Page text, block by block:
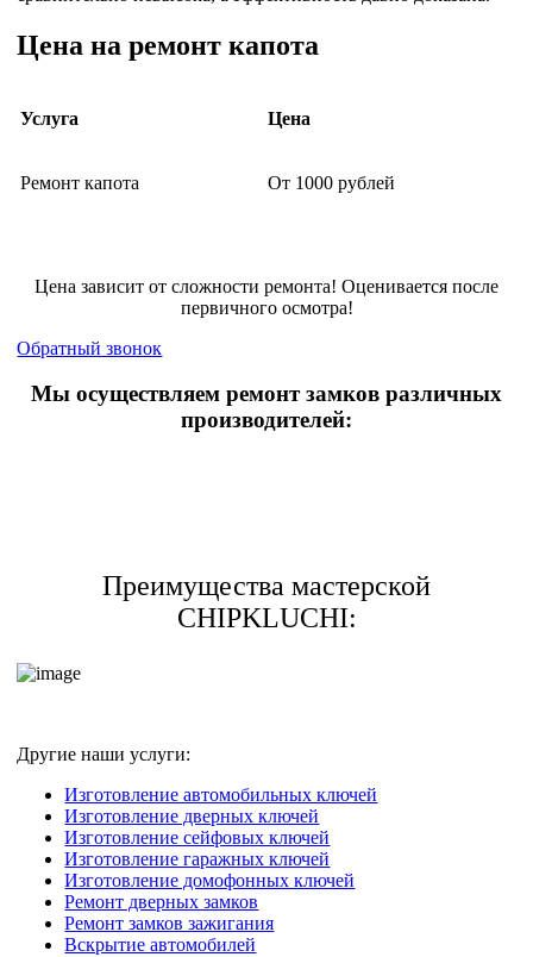
Цена на ремонт капота
Услуга Цена
Ремонт капота От 1000 рублей
Цена зависит от сложности ремонта! Оценивается после
первичного осмотра!
Обратный звонок
Мы осуществляем ремонт замков различных
производителей:
Преимущества мастерской
CHIPKLUCHI:
Другие наши услуги:
Изготовление автомобильных ключей
Изготовление дверных ключей
Изготовление сейфовых ключей
Изготовление гаражных ключей
Изготовление домофонных ключей
Ремонт дверных замков
Ремонт замков зажигания
Вскрытие автомобилей